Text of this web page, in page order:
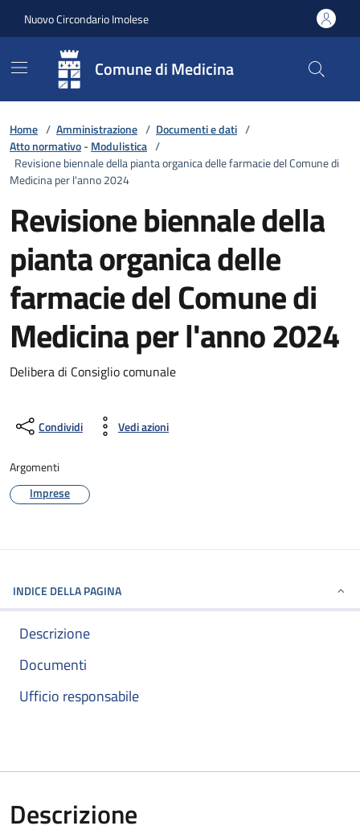
Nuovo Circondario Imolese
Comune di Medicina
Home / Amministrazione / Documenti e dati /
Atto normativo-Modulistica /
Revisione biennale della pianta organica delle farmacie del Comune di
Medicina per l'anno 2024
Revisione biennale della
pianta organica delle
farmacie del Comune di
Medicina per l'anno 2024
Delibera di Consiglio comunale
Condividi Vedi azioni
Argomenti
Imprese
INDICE DELLA PAGINA
Descrizione
Documenti
Ufficio responsabile
Descrizione